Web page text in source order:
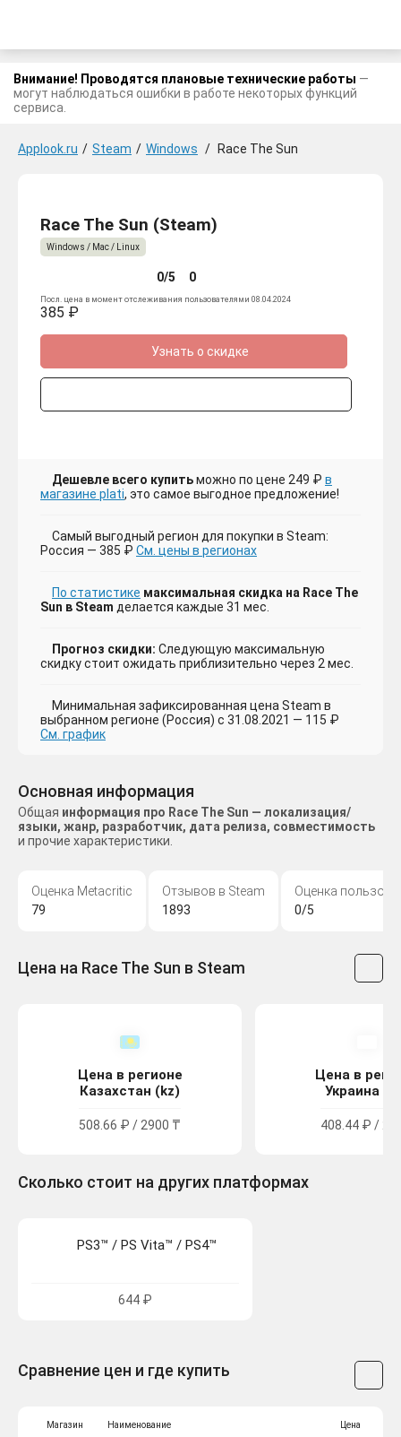
Внимание! Проводятся плановые технические работы —
могут наблюдаться ошибки в работе некоторых функций
сервиса.
Applook.ru / Steam / Windows / Race The Sun
Race The Sun (Steam)
Windows / Mac / Linux
0/5 0
Посл. цена в момент отслеживания пользователями 08.04.2024
385 ₽
Узнать о скидке
Дешевле всего купитьможно по цене 249 ₽ в
магазине plati, это самое выгодное предложение!
Самый выгодный регион для покупки в Steam:
Россия — 385 ₽ См. цены в регионах
По статистике максимальная скидка на Race The
Sun в Steam делается каждые 31 мес.
Прогноз скидки: Следующую максимальную
скидку стоит ожидать приблизительно через 2 мес.
Минимальная зафиксированная цена Steam в
выбранном регионе (Россия) с 31.08.2021 — 115 ₽
См. график
Основная информация
Общая информация про Race The Sun — локализация/
языки, жанр, разработчик, дата релиза, совместимость
и прочие характеристики.
Оценка Metacritic
79
Отзывов в Steam
1893
Оценка
0/5
Цена на Race The Sun в Steam
Цена в регионе
Казахстан (kz)
508.66 ₽ / 2900 ₸
Цена в
Украина
408.44 ₽ /
Сколько стоит на других платформах
PS3™ / PS Vita™ / PS4™
644 ₽
Сравнение цен и где купить
Магазин Наименование Цена